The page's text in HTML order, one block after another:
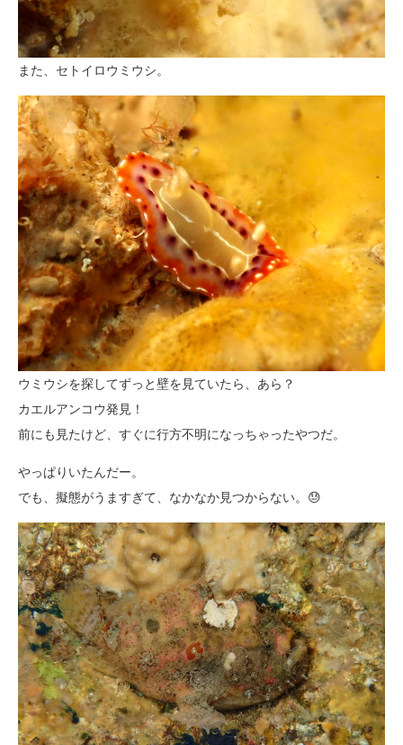
また、セトイロウミウシ。
ウミウシを探してずっと壁を見ていたら、あら？
カエルアンコウ発見！
前にも見たけど、すぐに行方不明になっちゃったやつだ。
やっぱりいたんだー。
でも、擬態がうますぎて、なかなか見つからない。😓